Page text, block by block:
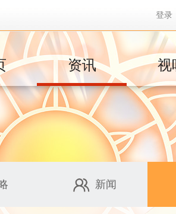
登录
资讯 视
新闻